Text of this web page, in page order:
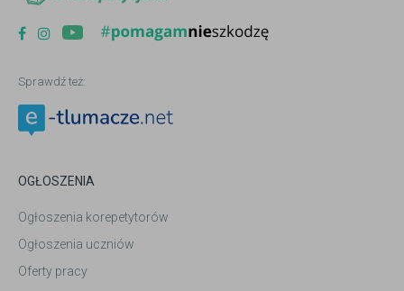
Sprawdź też:
OGŁOSZENIA
Ogłoszenia korepetytorów
Ogłoszenia uczniów
Oferty pracy